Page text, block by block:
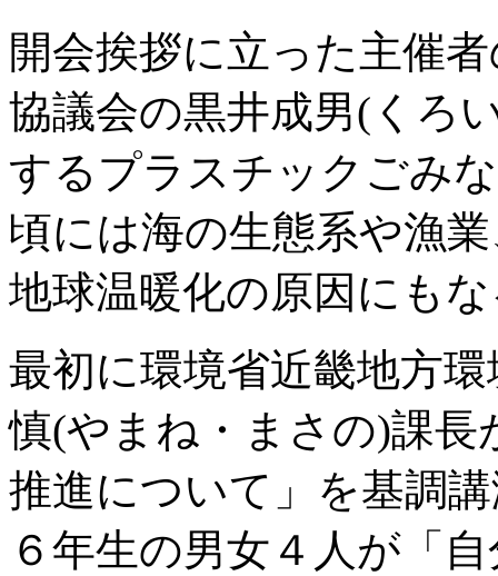
開会挨拶に立った主催
協議会の黒井成男(くろ
するプラスチックごみ
頃には海の生態系や漁
地球温暖化の原因にも
最初に環境省近畿地方
慎(やまね・まさの)課
推進について」を基調
６年生の男女４人が「